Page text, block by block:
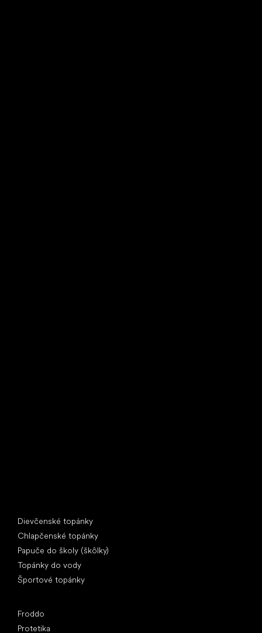
Dievčenské topánky
Chlapčenské topánky
Papuče do školy (škôlky)
Topánky do vody
Športové topánky
Froddo
Protetika